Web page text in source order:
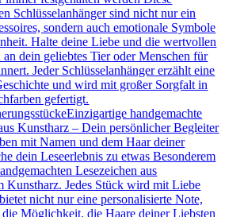
Schlüsselanhänger sind nicht nur ein
sondern auch emotionale Symbole
Halte deine Liebe und die wertvollen
dein geliebtes Tier oder Menschen für
Jeder Schlüsselanhänger erzählt eine
und wird mit großer Sorgfalt in
gefertigt.
Einzigartige handgemachte
Kunstharz – Dein persönlicher Begleiter
mit Namen und dem Haar deiner
dein Leseerlebnis zu etwas Besonderem
Lesezeichen aus
Kunstharz. Jedes Stück wird mit Liebe
nicht nur eine personalisierte Note,
die Möglichkeit, die Haare deiner Liebsten